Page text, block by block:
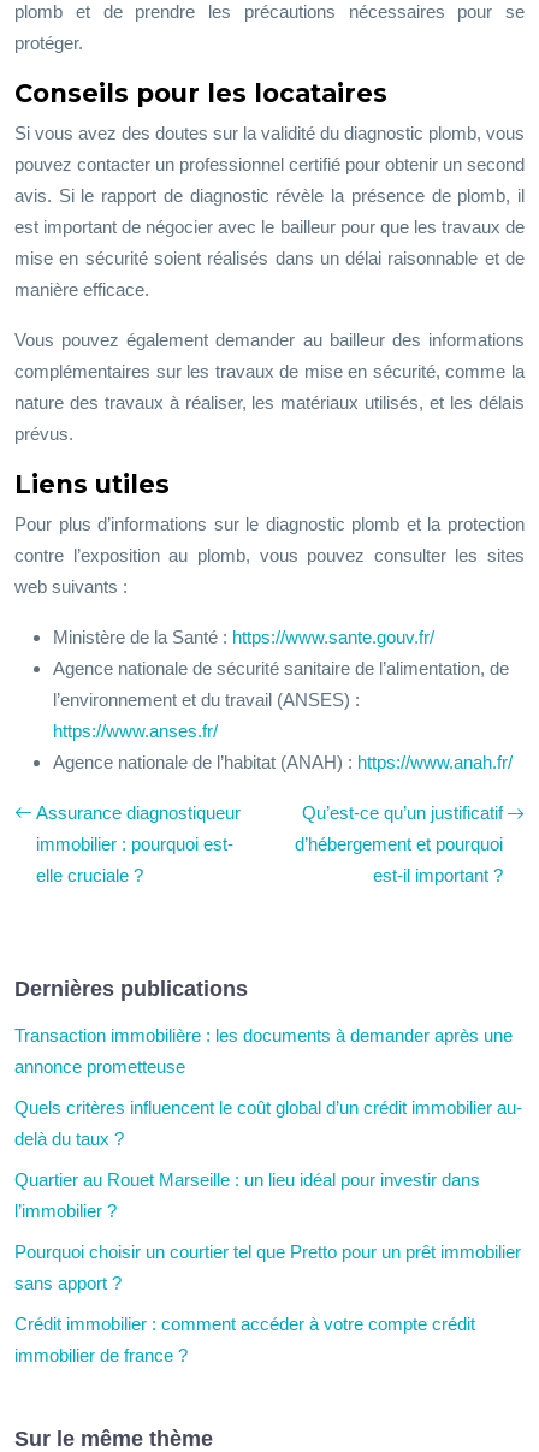
plomb et de prendre les précautions nécessaires pour se
protéger.
Conseils pour les locataires
Si vous avez des doutes sur la validité du diagnostic plomb, vous
pouvez contacter un professionnel certifié pour obtenir un second
avis. Si le rapport de diagnostic révèle la présence de plomb, il
est important de négocier avec le bailleur pour que les travaux de
mise en sécurité soient réalisés dans un délai raisonnable et de
manière efficace.
Vous pouvez également demander au bailleur des informations
complémentaires sur les travaux de mise en sécurité, comme la
nature des travaux à réaliser, les matériaux utilisés, et les délais
prévus.
Liens utiles
Pour plus d’informations sur le diagnostic plomb et la protection
contre l’exposition au plomb, vous pouvez consulter les sites
web suivants :
Ministère de la Santé : https://www.sante.gouv.fr/
Agence nationale de sécurité sanitaire de l’alimentation, de
l’environnement et du travail (ANSES) :
https://www.anses.fr/
Agence nationale de l’habitat (ANAH) : https://www.anah.fr/
Assurance diagnostiqueur
immobilier : pourquoi est-
elle cruciale ?
Qu’est-ce qu’un justificatif
d’hébergement et pourquoi
est-il important ?
Dernières publications
Transaction immobilière : les documents à demander après une
annonce prometteuse
Quels critères influencent le coût global d’un crédit immobilier au-
delà du taux ?
Quartier au Rouet Marseille : un lieu idéal pour investir dans
l’immobilier ?
Pourquoi choisir un courtier tel que Pretto pour un prêt immobilier
sans apport ?
Crédit immobilier : comment accéder à votre compte crédit
immobilier de france ?
Sur le même thème